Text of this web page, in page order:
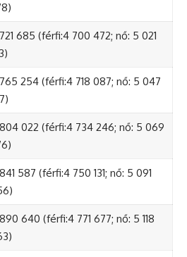
685 (férfi:4 700 472; nő: 5 021
254 (férfi:4 718 087; nő: 5 047
022 (férfi:4 734 246; nő: 5 069
587 (férfi:4 750 131; nő: 5 091
640 (férfi:4 771 677; nő: 5 118